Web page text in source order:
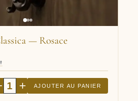
— Rosace
+ AJOUTER AU PANIER